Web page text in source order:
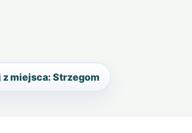
miejsca: Strzegom